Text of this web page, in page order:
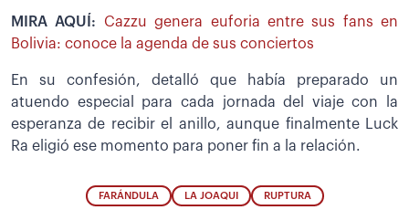
MIRA AQUÍ: Cazzu genera euforia entre sus fans en
Bolivia: conoce la agenda de sus conciertos
En su confesión, detalló que había preparado un
atuendo especial para cada jornada del viaje con la
esperanza de recibir el anillo, aunque finalmente Luck
Ra eligió ese momento para poner fin a la relación.
FARÁNDULA LA JOAQUI RUPTURA